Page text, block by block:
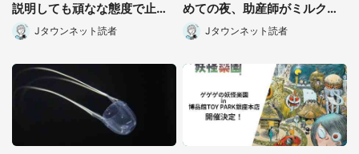
説明しても頑なな態度で止め
られ(北海道・50代女性)
Jタウンネット読者
めての夜、助産師がミルクを
あげてるのを見て...(静岡県・
20代女性)
Jタウンネット読者